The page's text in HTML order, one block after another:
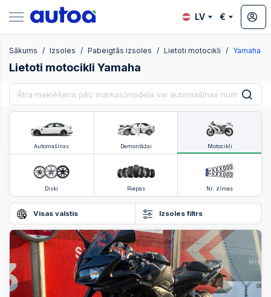
LV €
Sākums Izsoles Pabeigtās izsoles Lietoti motocikli Yamaha
Lietoti motocikli Yamaha
Automašīnas Demontāžai Motocikli
Diski Riepas Nr. zīmes
Visas valstis Izsoles filtrs